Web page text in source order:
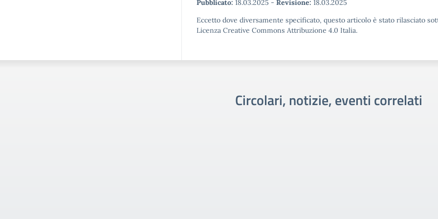
Pubblicato: 18.03.2025 - Revisione: 18.03.2025
Eccetto dove diversamente specificato, questo articolo è stato rilasciato
Licenza Creative Commons Attribuzione 4.0 Italia.
Circolari, notizie, eventi correlati